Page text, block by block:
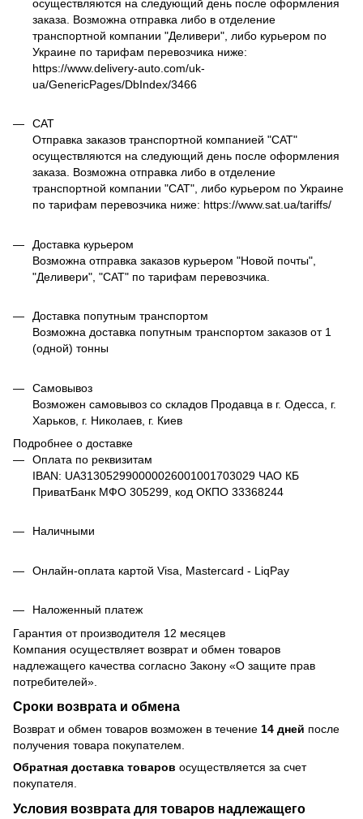
осуществляются на следующий день после оформления
заказа. Возможна отправка либо в отделение
транспортной компании "Деливери", либо курьером по
Украине по тарифам перевозчика ниже:
https://www.delivery-auto.com/uk-
ua/GenericPages/DbIndex/3466
САТ
Отправка заказов транспортной компанией "САТ"
осуществляются на следующий день после оформления
заказа. Возможна отправка либо в отделение
транспортной компании "САТ", либо курьером по Украине
по тарифам перевозчика ниже: https://www.sat.ua/tariffs/
Доставка курьером
Возможна отправка заказов курьером "Новой почты",
"Деливери", "САТ" по тарифам перевозчика.
Доставка попутным транспортом
Возможна доставка попутным транспортом заказов от 1
(одной) тонны
Самовывоз
Возможен самовывоз со складов Продавца в г. Одесса, г.
Харьков, г. Николаев, г. Киев
Подробнее о доставке
Оплата по реквизитам
IBAN: UA313052990000026001001703029 ЧАО КБ
ПриватБанк МФО 305299, код ОКПО 33368244
Наличными
Онлайн-оплата картой Visa, Mastercard - LiqPay
Наложенный платеж
Гарантия от производителя 12 месяцев
Компания осуществляет возврат и обмен товаров
надлежащего качества согласно Закону «О защите прав
потребителей»
Сроки возврата и обмена
Возврат и обмен товаров возможен в течение 14 дней после
получения товара покупателем.
Обратная доставка товаров осуществляется за счет
покупателя.
Условия возврата для товаров надлежащего